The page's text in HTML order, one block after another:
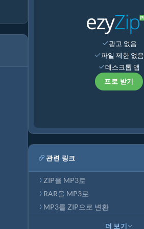
광고 없음
파일 제한 없음
데스크톱 앱
프로 받기
관련 링크
ZIP을 MP3로
RAR을 MP3로
MP3를 ZIP으로 변환
더 보기